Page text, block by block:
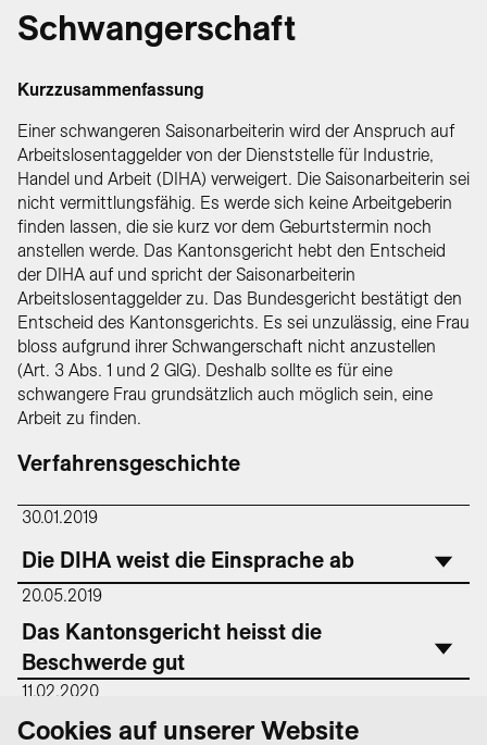
Schwangerschaft
Kurzzusammenfassung
Einer schwangeren Saisonarbeiterin wird der Anspruch auf
Arbeitslosentaggelder von der Dienststelle für Industrie,
Handel und Arbeit (DIHA) verweigert. Die Saisonarbeiterin sei
nicht vermittlungsfähig. Es werde sich keine Arbeitgeberin
finden lassen, die sie kurz vor dem Geburtstermin noch
anstellen werde. Das Kantonsgericht hebt den Entscheid
der DIHA auf und spricht der Saisonarbeiterin
Arbeitslosentaggelder zu. Das Bundesgericht bestätigt den
Entscheid des Kantonsgerichts. Es sei unzulässig, eine Frau
bloss aufgrund ihrer Schwangerschaft nicht anzustellen
(Art. 3 Abs. 1 und 2 GlG). Deshalb sollte es für eine
schwangere Frau grundsätzlich auch möglich sein, eine
Arbeit zu finden.
Verfahrensgeschichte
30.01.2019
Die DIHA weist die Einsprache ab
20.05.2019
Das Kantonsgericht heisst die
Beschwerde gut
11.02.2020
Das Bundesgericht weist die
Cookies auf unserer Website